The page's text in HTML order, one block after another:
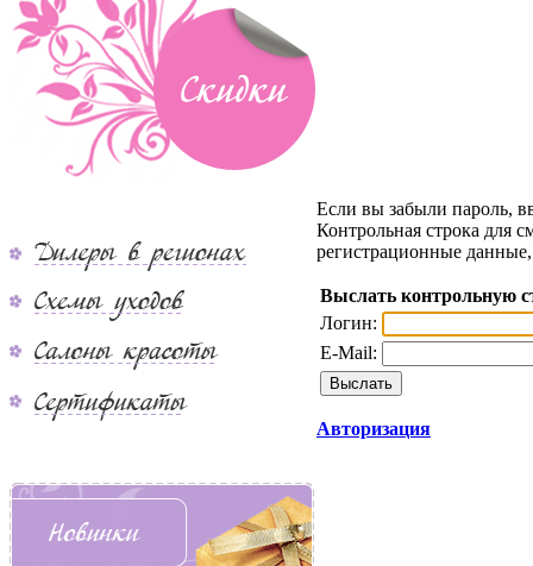
Если вы забыли пароль,
Контрольная строка для
регистрационные
Выслать контрольную
Логин:
E-Mail:
Авторизация